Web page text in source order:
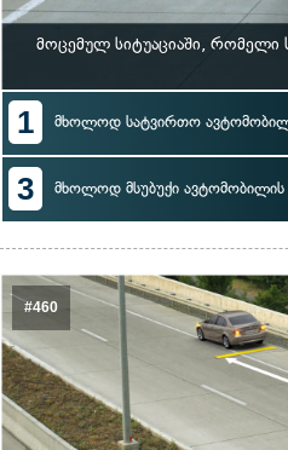
მოცემულ სიტუაციაში,
1 მხოლოდ სატვირთო
3 მხოლოდ მსუბუქი
#460